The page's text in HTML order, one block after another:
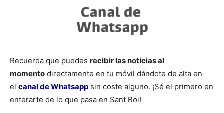
Recuerda que puedes recibir las noticias al
momento directamente en tu móvil dándote de alta en
el canal de Whatsapp sin coste alguno. ¡Sé el primero en
enterarte de lo que pasa en Sant Boi!